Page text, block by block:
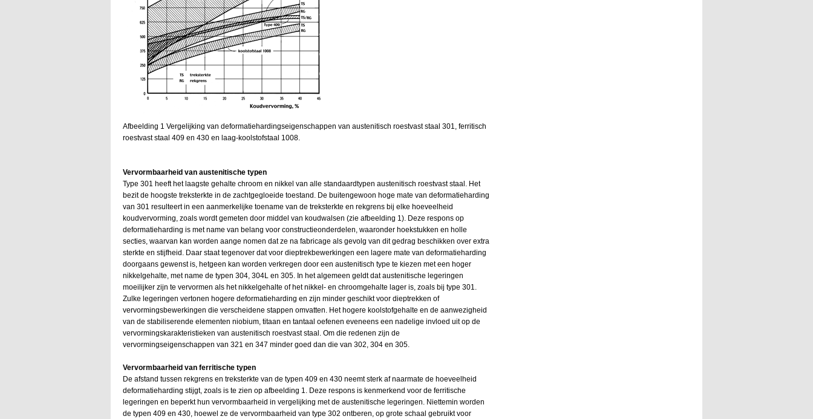
Afbeelding 1 Vergelijking van deformatiehardingseigenschappen van austenitisch roestvast staal 301, ferritisch
roestvast staal 409 en 430 en laag-koolstofstaal 1008.
Vervormbaarheid van austenitische typen
Type 301 heeft het laagste gehalte chroom en nikkel van alle standaardtypen austenitisch roestvast staal. Het
bezit de hoogste treksterkte in de zachtgegloeide toestand. De buitengewoon hoge mate van deformatieharding
van 301 resulteert in een aanmerkelijke toename van de treksterkte en rekgrens bij elke hoeveelheid
koudvervorming, zoals wordt gemeten door middel van koudwalsen (zie afbeelding 1). Deze respons op
deformatieharding is met name van belang voor constructieonderdelen, waaronder hoekstukken en holle
secties, waarvan kan worden aange nomen dat ze na fabricage als gevolg van dit gedrag beschikken over extra
sterkte en stijfheid. Daar staat tegenover dat voor dieptrekbewerkingen een lagere mate van deformatieharding
doorgaans gewenst is, hetgeen kan worden verkregen door een austenitisch type te kiezen met een hoger
nikkelgehalte, met name de typen 304, 304L en 305. In het algemeen geldt dat austenitische legeringen
moeilijker zijn te vervormen als het nikkelgehalte of het nikkel- en chroomgehalte lager is, zoals bij type 301.
Zulke legeringen vertonen hogere deformatieharding en zijn minder geschikt voor dieptrekken of
vervormingsbewerkingen die verscheidene stappen omvatten. Het hogere koolstofgehalte en de aanwezigheid
van de stabiliserende elementen niobium, titaan en tantaal oefenen eveneens een nadelige invloed uit op de
vervormingskarakteristieken van austenitisch roestvast staal. Om die redenen zijn de
vervormingseigenschappen van 321 en 347 minder goed dan die van 302, 304 en 305.
Vervormbaarheid van ferritische typen
De afstand tussen rekgrens en treksterkte van de typen 409 en 430 neemt sterk af naarmate de hoeveelheid
deformatieharding stijgt, zoals is te zien op afbeelding 1. Deze respons is kenmerkend voor de ferritische
legeringen en beperkt hun vervormbaarheid in vergelijking met de austenitische legeringen. Niettemin worden
de typen 409 en 430, hoewel ze de vervormbaarheid van type 302 ontberen, op grote schaal gebruikt voor